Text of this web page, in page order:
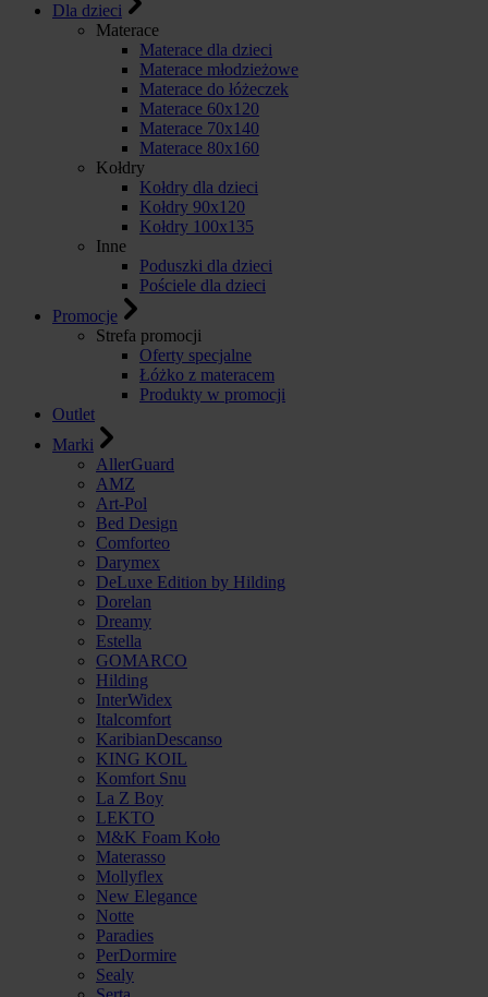
Dla dzieci
Materace
Materace dla dzieci
Materace młodzieżowe
Materace do łóżeczek
Materace 60x120
Materace 70x140
Materace 80x160
Kołdry
Kołdry dla dzieci
Kołdry 90x120
Kołdry 100x135
Inne
Poduszki dla dzieci
Pościele dla dzieci
Promocje
Strefa promocji
Oferty specjalne
Łóżko z materacem
Produkty w promocji
Outlet
Marki
AllerGuard
AMZ
Art-Pol
Bed Design
Comforteo
Darymex
DeLuxe Edition by Hilding
Dorelan
Dreamy
Estella
GOMARCO
Hilding
InterWidex
Italcomfort
KaribianDescanso
KING KOIL
Komfort Snu
La Z Boy
LEKTO
M&K Foam Koło
Materasso
Mollyflex
New Elegance
Notte
Paradies
PerDormire
Sealy